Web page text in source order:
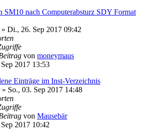
SM10 nach Computerabsturz SDY Format
» Di., 26. Sep 2017 09:42
von moneymaus
2017 13:53
Einträge im Inst-Verzeichnis
» So., 03. Sep 2017 14:48
von Mausebär
2017 10:42